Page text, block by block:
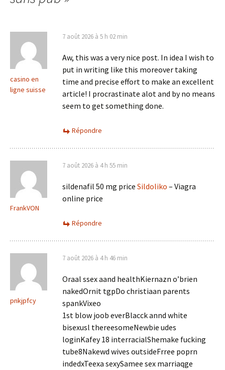
casino en
ligne suisse
7 août 2026 à 5 h 02 min
Aw, this was a very nice post. In idea I wish to
put in writing like this moreover taking
time and precise effort to make an excellent
article! I procrastinate alot and by no means
seem to get something done.
Répondre
FrankVON
7 août 2026 à 4 h 55 min
sildenafil 50 mg price Sildoliko – Viagra
online price
Répondre
pnkjpfcy
7 août 2026 à 4 h 46 min
Oraal ssex aand healthKiernazn o’brien
nakedOrnit tgpDo christiaan parents
spankVixeo
1st blow joob everBlacck annd white
bisexusl thereesomeNewbie udes
loginKafey 18 interracialShemake fucking
tube8Nakewd wives outsideFrree poprn
indedxTeexa sexySamee sex marriaqge